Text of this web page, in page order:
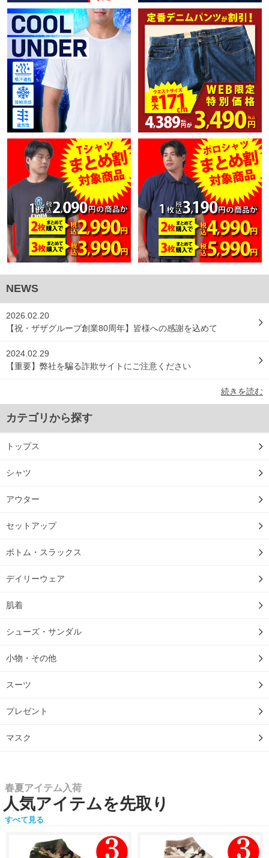
NEWS
2026.02.20
【祝・ザザグループ創業80周年】皆様への感謝を込めて
2024.02.29
【重要】弊社を騙る詐欺サイトにご注意ください
続きを読む
カテゴリから探す
トップス
シャツ
アウター
セットアップ
ボトム・スラックス
デイリーウェア
肌着
シューズ・サンダル
小物・その他
スーツ
プレゼント
マスク
春夏アイテム入荷
人気アイテムを先取り
すべて見る